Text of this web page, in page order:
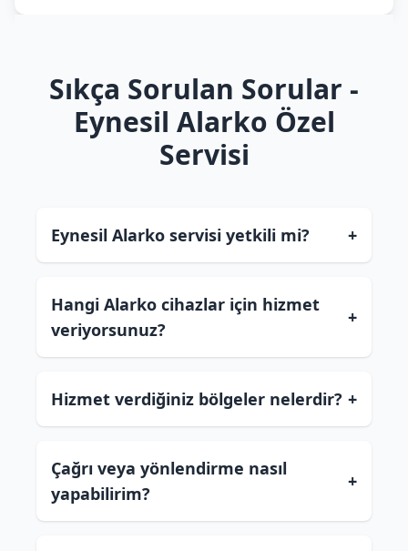
Sıkça Sorulan Sorular -
Eynesil Alarko Özel
Servisi
Eynesil Alarko servisi yetkili mi? +
Hangi Alarko cihazlar için hizmet
veriyorsunuz?
+
Hizmet verdiğiniz bölgeler nelerdir? +
Çağrı veya yönlendirme nasıl
yapabilirim?
+